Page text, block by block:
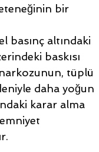
bir
basınç altındaki
baskısı
tüplü
daha yoğun
karar alma